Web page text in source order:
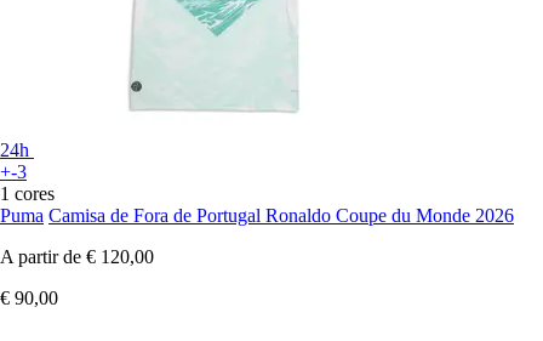
24h
+-3
1 cores
Puma Camisa de Fora de Portugal Ronaldo Coupe du Monde 2026
A partir de € 120,00
€ 90,00